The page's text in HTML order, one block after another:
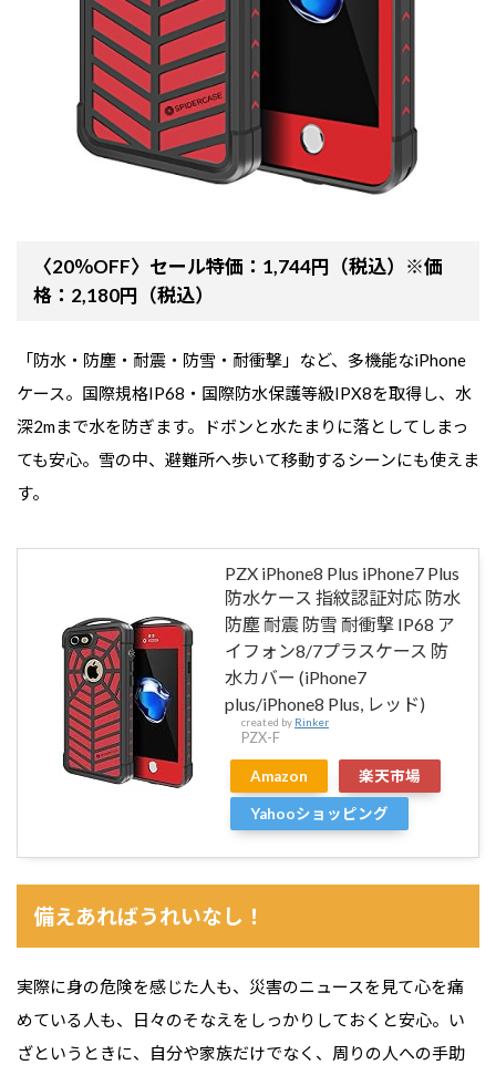
〈20％OFF〉セール特価：1,744円（税込）※価
格：2,180円（税込）
「防水・防塵・耐震・防雪・耐衝撃」など、多機能なiPhone
ケース。国際規格IP68・国際防水保護等級IPX8を取得し、水
深2mまで水を防ぎます。ドボンと水たまりに落としてしまっ
ても安心。雪の中、避難所へ歩いて移動するシーンにも使えま
す。
PZX iPhone8 Plus iPhone7 Plus
防水ケース 指紋認証対応 防水
防塵 耐震 防雪 耐衝撃 IP68 ア
イフォン8/7プラスケース 防
水カバー (iPhone7
plus/iPhone8 Plus, レッド)
created by Rinker
PZX-F
Amazon 楽天市場
Yahooショッピング
備えあればうれいなし！
実際に身の危険を感じた人も、災害のニュースを見て心を痛
めている人も、日々のそなえをしっかりしておくと安心。い
ざというときに、自分や家族だけでなく、周りの人への手助